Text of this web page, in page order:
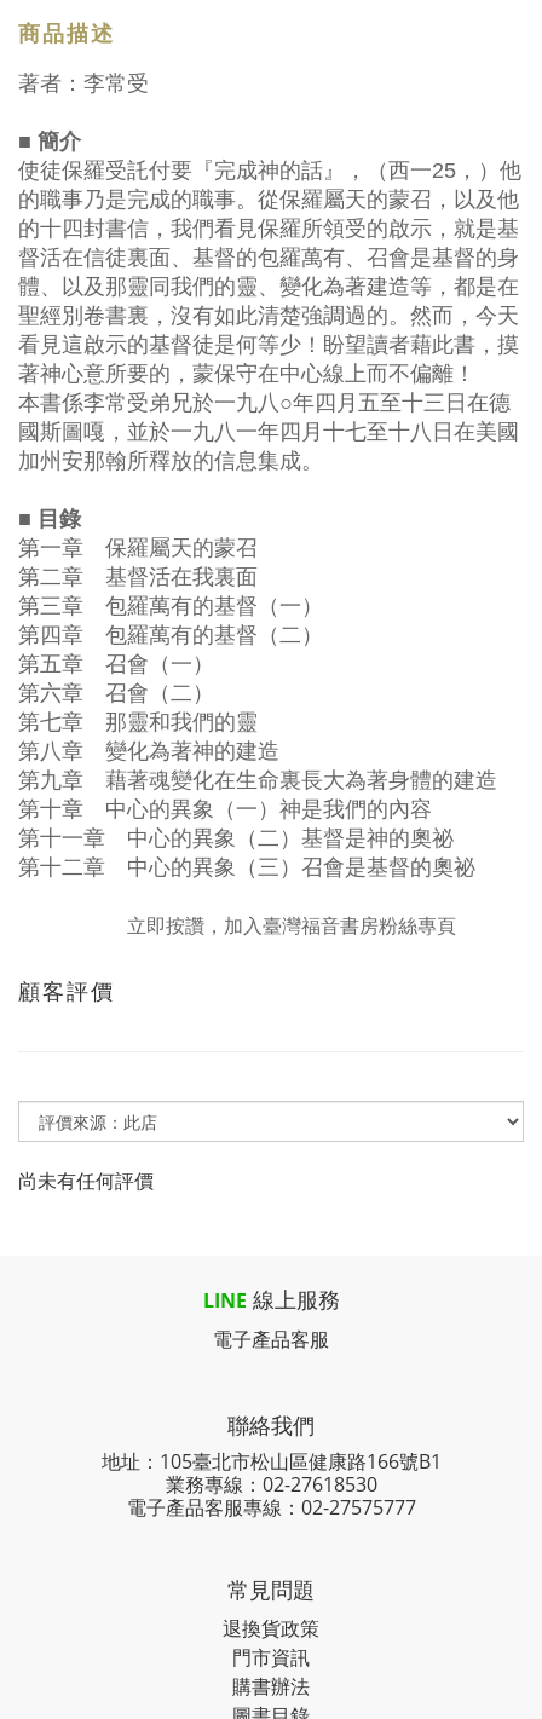
商品描述
著者：李常受
■ 簡介
使徒保羅受託付要『完成神的話』，（西一25，）他
的職事乃是完成的職事。從保羅屬天的蒙召，以及他
的十四封書信，我們看見保羅所領受的啟示，就是基
督活在信徒裏面、基督的包羅萬有、召會是基督的身
體、以及那靈同我們的靈、變化為著建造等，都是在
聖經別卷書裏，沒有如此清楚強調過的。然而，今天
看見這啟示的基督徒是何等少！盼望讀者藉此書，摸
著神心意所要的，蒙保守在中心線上而不偏離！
本書係李常受弟兄於一九八○年四月五至十三日在德
國斯圖嘎，並於一九八一年四月十七至十八日在美國
加州安那翰所釋放的信息集成。
■ 目錄
第一章 保羅屬天的蒙召
第二章 基督活在我裏面
第三章 包羅萬有的基督（一）
第四章 包羅萬有的基督（二）
第五章 召會（一）
第六章 召會（二）
第七章 那靈和我們的靈
第八章 變化為著神的建造
第九章 藉著魂變化在生命裏長大為著身體的建造
第十章 中心的異象（一）神是我們的內容
第十一章 中心的異象（二）基督是神的奧祕
第十二章 中心的異象（三）召會是基督的奧祕
立即按讚，加入臺灣福音書房粉絲專頁
顧客評價
尚未有任何評價
LINE 線上服務
電子產品客服
聯絡我們
地址：105臺北市松山區健康路166號B1
業務專線： 02-27618530
電子產品客服專線：02-27575777
常見問題
退換貨政策
門市資訊
購書辦法